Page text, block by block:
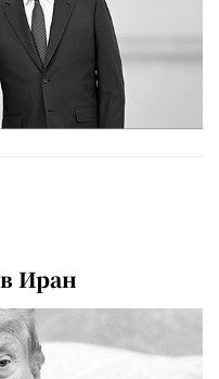
Иран